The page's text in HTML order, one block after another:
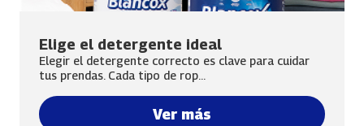
Elige el detergente ideal
Elegir el detergente correcto es clave para cuidar
tus prendas. Cada tipo de rop...
Ver más